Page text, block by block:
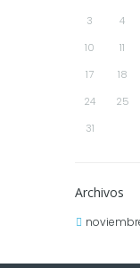
3
4
10
11
17
18
24
25
31
Archivos